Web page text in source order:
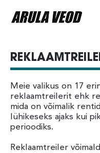
Meie valikus on 17
reklaamtreilerit ehk
mida on võimalik
lühikeseks ajaks kui
perioodiks.
Reklaamtreiler